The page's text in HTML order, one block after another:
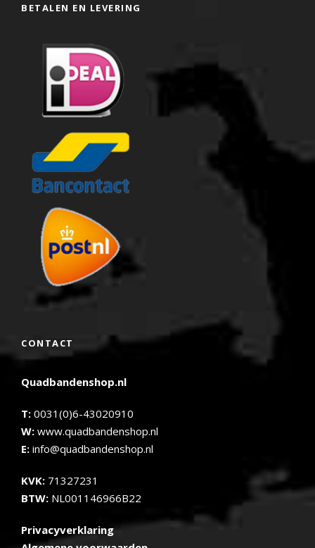
BETALEN EN LEVERING
CONTACT
Quadbandenshop.nl
T: 0031(0)6-43020910
W: www.quadbandenshop.nl
E: info@quadbandenshop.nl
KVK: 71327231
BTW: NL001146966B22
Privacyverklaring